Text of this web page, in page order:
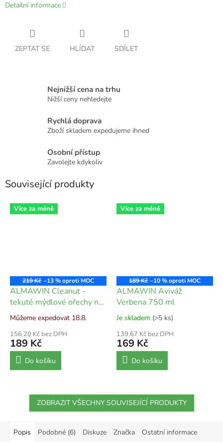
Detailní informace
ZEPTAT SE HLÍDAT SDÍLET
Nejnižší cena na trhu
Nižší ceny nehledejte
Rychlá doprava
Zboží skladem expedujeme ihned
Osobní přístup
Zavolejte kdykoliv
Související produkty
Více za méně
219 Kč –13 %
ALMAWIN Cleanut -
tekuté mýdlové ořechy na
barevné prádlo bez
palmového oleje 750 ml
Můžeme expedovat 18.8.
156,20 Kč bez DPH
189 Kč
Do košíku
Více za méně
189 Kč –10 %
ALMAWIN Aviváž
Verbena 750 ml
Je skladem (>5 ks)
139,67 Kč bez DPH
169 Kč
Do košíku
ZOBRAZIT VŠECHNY SOUVISEJÍCÍ PRODUKTY
Popis Podobné (6) Diskuze Značka Ostatní informace